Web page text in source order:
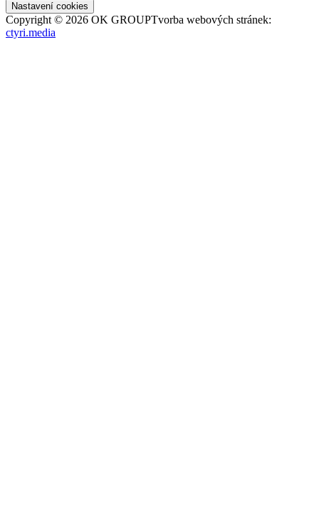
Nastavení cookies
Copyright © 2026 OK GROUPTvorba webových stránek:
ctyri.media